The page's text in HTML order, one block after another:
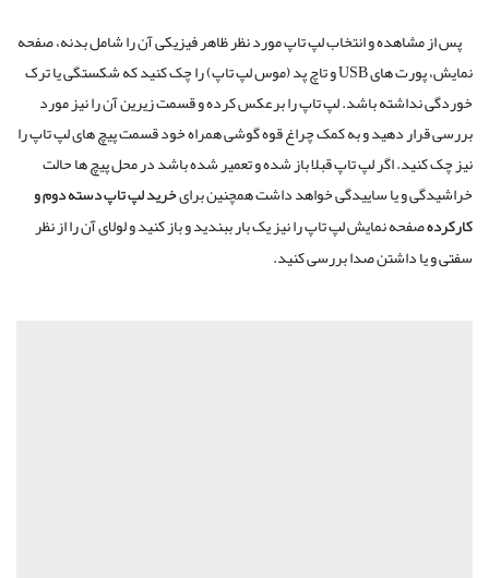
پس از مشاهده و انتخاب لپ تاپ مورد نظر ظاهر فیزیکی آن را شامل بدنه، صفحه
نمایش، پورت هایUSBو تاچ پد(موس لپ تاپ)را چک کنید که شکستگی یا ترک
خوردگی نداشته باشد.لپ تاپ را برعکس کرده و قسمت زیرین آن را نیز مورد
بررسی قرار دهید و به کمک چراغ قوه گوشی همراه خود قسمت پیچ های لپ تاپ را
نیز چک کنید.اگر لپ تاپ قبلا باز شده و تعمیر شده باشد در محل پیچ ها حالت
خراشیدگی و یا ساییدگی خواهد داشت همچنین برایخریدلپتاپدستهدومو
کارکردهصفحه نمایش لپ تاپ را نیز یک بار ببندید و باز کنید و لولای آن را از نظر
سفتی و یا داشتن صدا بررسی کنید.